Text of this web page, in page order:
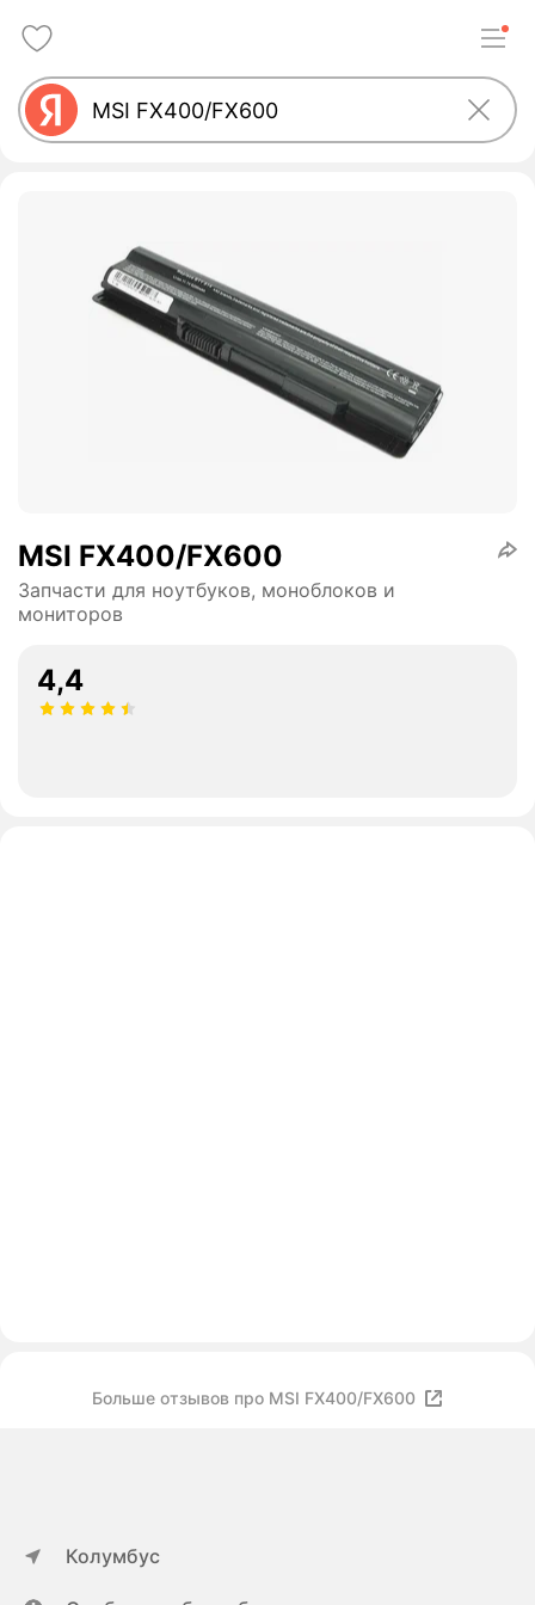
MSI FX400/FX600
Запчасти для ноутбуков, моноблоков и
мониторов
4,4
Больше отзывов про MSI FX400/FX600
Колумбус